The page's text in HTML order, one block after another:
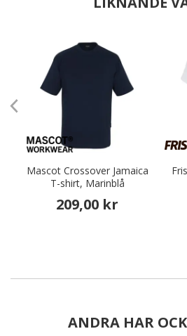
Mascot Crossover Jamaica
T-shirt, Marinblå
209,00 kr
ANDRA HAR